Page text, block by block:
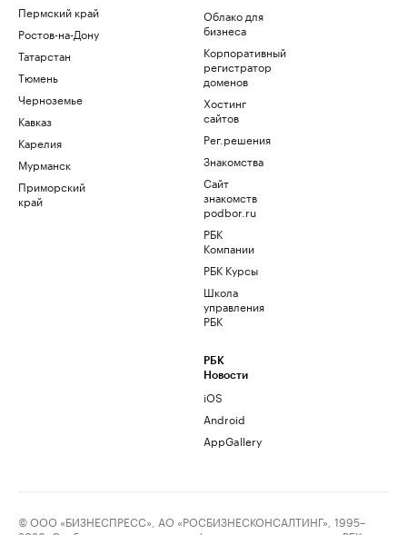
Пермский край
Ростов-на-Дону
Татарстан
Тюмень
Черноземье
Кавказ
Карелия
Мурманск
Приморский
край
Облако для
бизнеса
Корпоративный
регистратор
доменов
Хостинг
сайтов
Рег.решения
Знакомства
Сайт
знакомств
podbor.ru
РБК
Компании
РБК Курсы
Школа
управления
РБК
РБК
Новости
iOS
Android
AppGallery
© ООО «БИЗНЕСПРЕСС», АО «РОСБИЗНЕСКОНСАЛТИНГ», 1995–